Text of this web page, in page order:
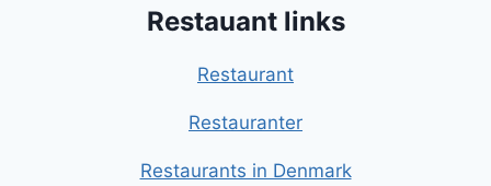
Restauant links
Restaurant
Restauranter
Restaurants in Denmark